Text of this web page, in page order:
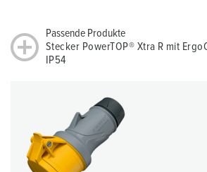
Passende Produkte
Stecker PowerTOP® Xtra R mit
IP54